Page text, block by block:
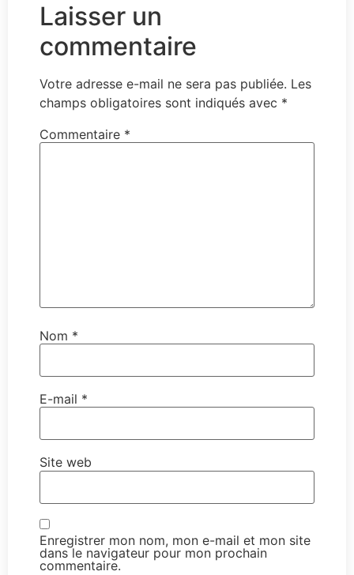
Laisser un
commentaire
Votre adresse e-mail ne sera pas publiée. Les
champs obligatoires sont indiqués avec *
Commentaire *
Nom *
E-mail *
Site web
Enregistrer mon nom, mon e-mail et mon site
dans le navigateur pour mon prochain
commentaire.